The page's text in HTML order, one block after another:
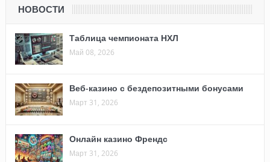
НОВОСТИ
Таблица чемпионата НХЛ
Май 08, 2026
Веб-казино с бездепозитными бонусами
Март 31, 2026
Онлайн казино Френдс
Март 31, 2026